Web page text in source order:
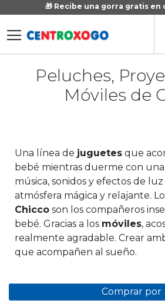
🎁 Recibe una gorra gratis en
Ir
Peluches,
Móviles de
Una línea de juguetes que
bebé mientras duerme con
música, sonidos y efectos de
atmósfera mágica y relajante.
Chicco son los compañeros
bebé. Gracias a los móviles,
realmente agradable. Crear
que acompañen al sueño.
Comprar por